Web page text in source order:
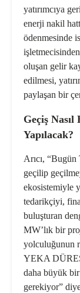
yatırımcıya
enerji nakil
ödenmesinde
oluşan gelir
edilmesi,
paylaşan bir
Geçiş
Yapılacak?
Arıcı, “Bugün
geçilip
ekosistemiyle
tedarikçiyi,
buluşturan
MW’lık bir
yolculuğunun
YEKA
daha büyük bir
gerekiyor”